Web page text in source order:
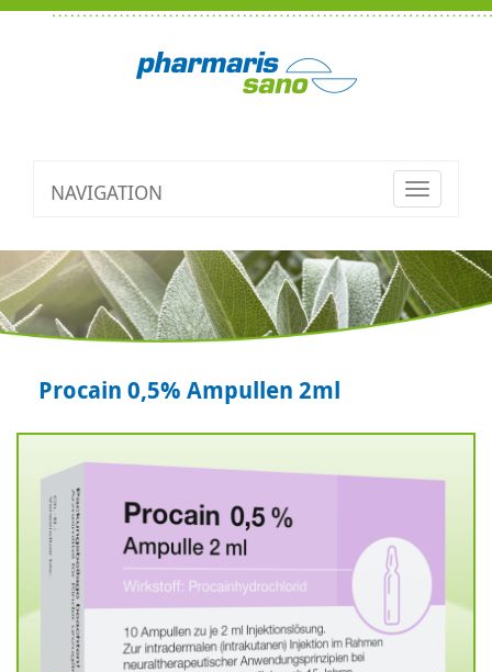
NAVIGATION
Toggle
Procain 0,5% Ampullen 2ml